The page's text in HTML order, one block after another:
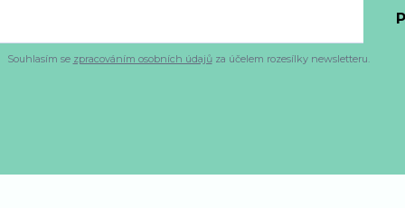
Souhlasím se zpracováním osobních údajůza účelem rozesílky newsletteru.